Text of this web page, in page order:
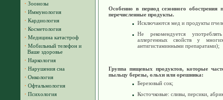
· Зоонозы
· Иммунология
· Кардиология
· Косметология
· Медицина катастроф
· Мобильный телефон и
Ваше здоровье
· Наркология
· Нарушения сна
· Онкология
· Офтальмология
· Психология
Особенно в период сезонного обострения
перечисленные продукты.
Исключаются мед и продукты
Не рекомендуется
аллергенных свойств у
антигистаминными препаратами);
Группа пищевых продуктов, которые
пыльцу березы, ольхи или орешника:
Березовый сок;
Косточковые: сливы, персики,